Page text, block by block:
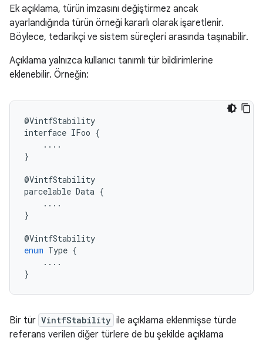
Ek açıklama, türün imzasını değiştirmez ancak
ayarlandığında türün örneği kararlı olarak işaretlenir.
Böylece, tedarikçi ve sistem süreçleri arasında taşınabilir.
Açıklama yalnızca kullanıcı tanımlı tür bildirimlerine
eklenebilir. Örneğin:
@VintfStability
interface IFoo {
....
}
@VintfStability
parcelable Data {
....
}
@VintfStability
enum Type {
....
}
Bir tür VintfStability ile açıklama eklenmişse türde
referans verilen diğer türlere de bu şekilde açıklama